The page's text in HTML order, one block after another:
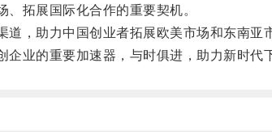
拓展国际化合作的重要契机。
助力中国创业者拓展欧美市场和东南亚
的重要加速器，与时俱进，助力新时代